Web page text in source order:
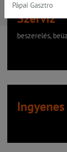
Szervíz
beszerelés,
Pápai Gasztro